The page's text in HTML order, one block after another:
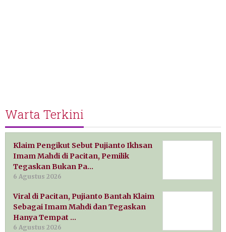
Warta Terkini
Klaim Pengikut Sebut Pujianto Ikhsan
Imam Mahdi di Pacitan, Pemilik
Tegaskan Bukan Pa…
6 Agustus 2026
Viral di Pacitan, Pujianto Bantah Klaim
Sebagai Imam Mahdi dan Tegaskan
Hanya Tempat …
6 Agustus 2026